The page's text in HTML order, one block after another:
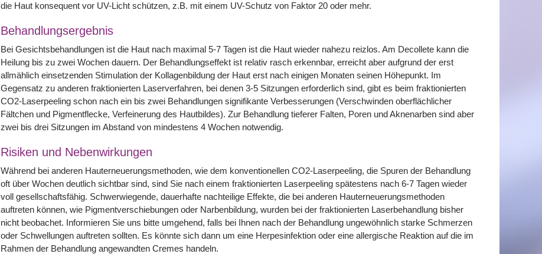
die Haut konsequent vor UV-Licht schützen, z.B. mit einem UV-Schutz von Faktor 20 oder mehr.
Behandlungsergebnis
Bei Gesichtsbehandlungen ist die Haut nach maximal 5-7 Tagen ist die Haut wieder nahezu reizlos. Am Decollete kann die
Heilung bis zu zwei Wochen dauern. Der Behandlungseffekt ist relativ rasch erkennbar, erreicht aber aufgrund der erst
allmählich einsetzenden Stimulation der Kollagenbildung der Haut erst nach einigen Monaten seinen Höhepunkt. Im
Gegensatz zu anderen fraktionierten Laserverfahren, bei denen 3-5 Sitzungen erforderlich sind, gibt es beim fraktionierten
CO2-Laserpeeling schon nach ein bis zwei Behandlungen signifikante Verbesserungen (Verschwinden oberflächlicher
Fältchen und Pigmentflecke, Verfeinerung des Hautbildes). Zur Behandlung tieferer Falten, Poren und Aknenarben sind aber
zwei bis drei Sitzungen im Abstand von mindestens 4 Wochen notwendig.
Risiken und Nebenwirkungen
Während bei anderen Hauterneuerungsmethoden, wie dem konventionellen CO2-Laserpeeling, die Spuren der Behandlung
oft über Wochen deutlich sichtbar sind, sind Sie nach einem fraktionierten Laserpeeling spätestens nach 6-7 Tagen wieder
voll gesellschaftsfähig. Schwerwiegende, dauerhafte nachteilige Effekte, die bei anderen Hauterneuerungsmethoden
auftreten können, wie Pigmentverschiebungen oder Narbenbildung, wurden bei der fraktionierten Laserbehandlung bisher
nicht beobachet. Informieren Sie uns bitte umgehend, falls bei Ihnen nach der Behandlung ungewöhnlich starke Schmerzen
oder Schwellungen auftreten sollten. Es könnte sich dann um eine Herpesinfektion oder eine allergische Reaktion auf die im
Rahmen der Behandlung angewandten Cremes handeln.